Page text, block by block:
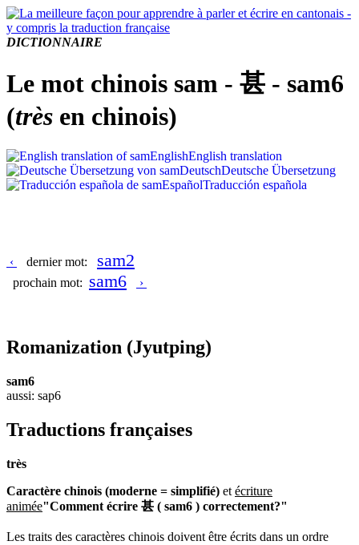
DICTIONNAIRE
Le mot chinois sam - 甚 - sam6
(très en chinois)
EnglishEnglish translation
DeutschDeutsche Übersetzung
EspañolTraducción española
‹ dernier mot: sam2
prochain mot: sam6 ›
Romanization (Jyutping)
sam6
aussi: sap6
Traductions françaises
très
Caractère chinois (moderne = simplifié) et écriture
animée"Comment écrire 甚 ( sam6 ) correctement?"
Les traits des caractères chinois doivent être écrits dans un ordre